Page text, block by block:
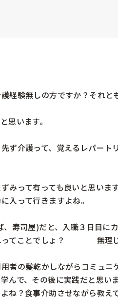
経験無しの方ですか？それと
思います。
ず介護って、覚えるレパート
みって有っても良いと思います
入って行きますよね。
寿司屋)だと、入職３日目に
てことでしょ？　　　　無理
者の髪乾かしながらコミュニ
んで、その後に実践だと思い
ね？食事介助させながら教